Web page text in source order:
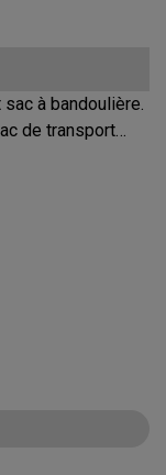
à bandoulière.
de transport
portage
votre tablette,
au